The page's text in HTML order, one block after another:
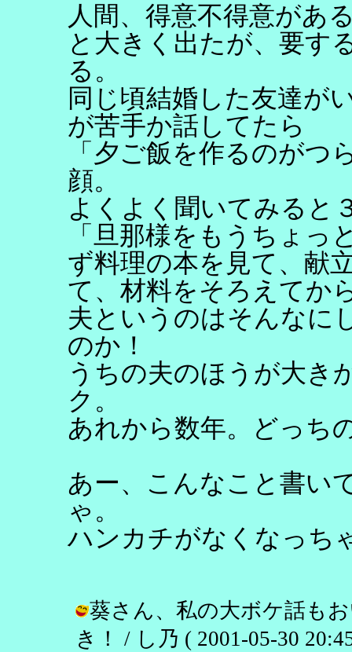
人間、得意不得意があ
と大きく出たが、要す
る。
同じ頃結婚した友達が
が苦手か話してたら
「夕ご飯を作るのが
顔。
よくよく聞いてみると
「旦那様をもうちょっ
ず料理の本を見て、献
て、材料をそろえてか
夫というのはそんなに
のか！
うちの夫のほうが大き
ク。
あれから数年。どっち
あー、こんなこと書い
ゃ。
ハンカチがなくなっち
葵さん、私の大ボケ話も
き！ / し乃 ( 2001-05-30